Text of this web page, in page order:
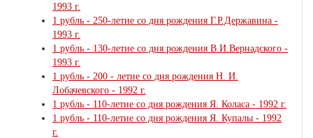
1993 г.
1 рубль - 250-летие со дня рождения Г.Р.Державина -
1993 г.
1 рубль - 130-летие со дня рождения В.И.Вернадского -
1993 г.
1 рубль - 200 - летие со дня рождения Н. И.
Лобачевского - 1992 г.
1 рубль - 110-летие со дня рождения Я. Коласа - 1992 г.
1 рубль - 110-летие со дня рождения Я. Купалы - 1992
г.